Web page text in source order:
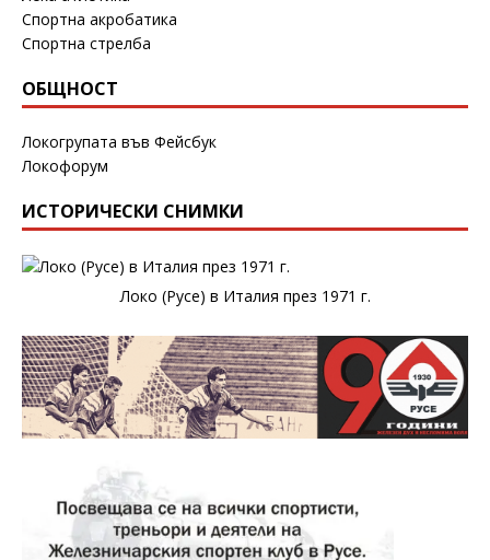
Спортна акробатика
Спортна стрелба
ОБЩНОСТ
Локогрупата във Фейсбук
Локофорум
ИСТОРИЧЕСКИ СНИМКИ
Локо (Русе) в Италия през 1971 г.